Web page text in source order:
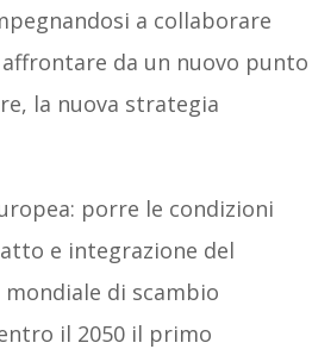
a collaborare
da un nuovo punto
la nuova strategia
porre le condizioni
e integrazione del
di scambio
il 2050 il primo